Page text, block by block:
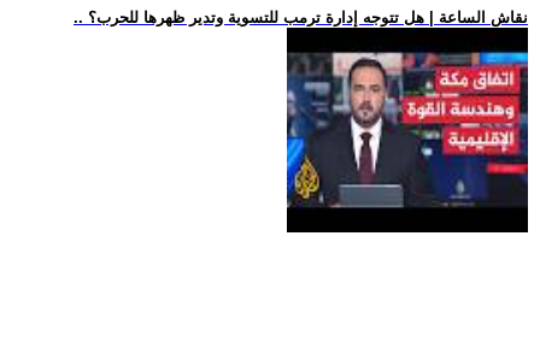
.. نقاش الساعة | هل تتوجه إدارة ترمب للتسوية وتدير ظهرها للحرب؟